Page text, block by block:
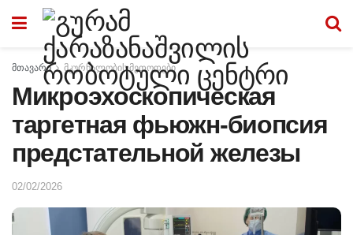
მთავარი მკურნალობის მეთოდები
Микроэхоскопическая
таргетная фьюжн-биопсия
предстательной железы
02/02/2026